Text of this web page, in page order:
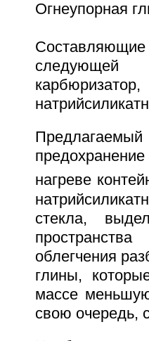
Огнеупорная
следующей
нагреве
стекла,
облегчения
глины,
массе
свою очередь,